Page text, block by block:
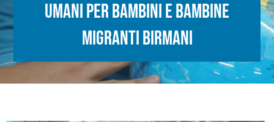
Umani per bambini e bambine
migranti Birmani